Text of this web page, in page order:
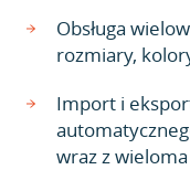
Obsługa
rozmiary,
Import i
wraz z